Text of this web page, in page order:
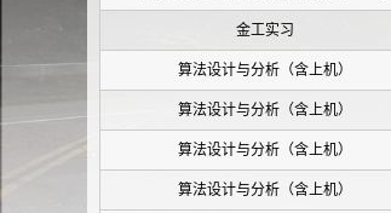
金工实习
算法设计与分析（含上机）
算法设计与分析（含上机）
算法设计与分析（含上机）
算法设计与分析（含上机）